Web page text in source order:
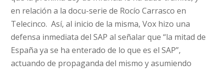
en relación a la docu-serie de Rocío Carrasco en
Telecinco. Así, al inicio de la misma, Vox hizo una
defensa inmediata del SAP al señalar que “la mitad de
España ya se ha enterado de lo que es el SAP”,
actuando de propaganda del mismo y asumiendo